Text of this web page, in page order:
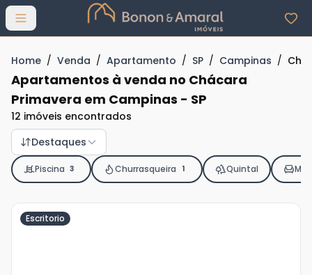
Abrir menu
Home / Venda / Apartamento / SP / Campinas /
Apartamentos à venda no Chácara
Primavera em Campinas - SP
12 imóveis encontrados
Destaques
Piscina 3 Churrasqueira 1 Quintal
Escritorio